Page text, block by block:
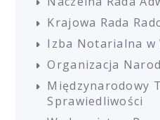
Krajowa Rada
Izba Notarialna w
Organizacja
Międzynarodowy
Sprawiedliwości